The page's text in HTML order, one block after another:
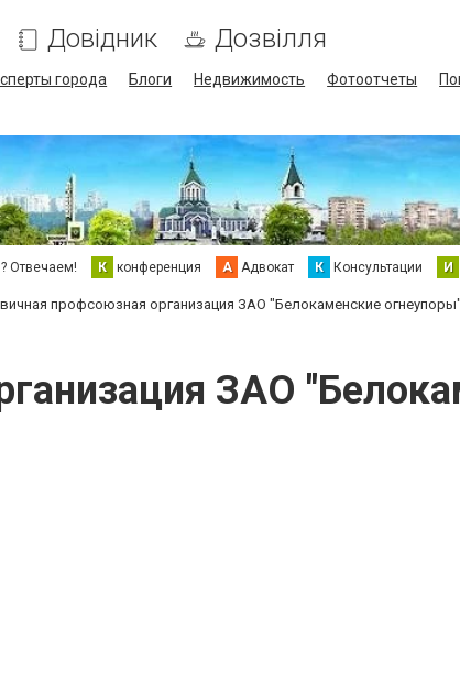
Довідник Дозвілля
города Блоги Недвижимость Фотоотчеты
Отвечаем! К конференция А Адвокат К Консультации И
профсоюзная организация ЗАО "Белокаменские огнеупоры"
ЗАО